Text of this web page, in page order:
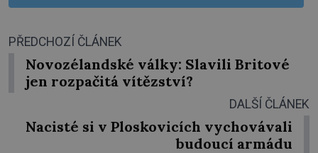
PŘEDCHOZÍ ČLÁNEK
Novozélandské války: Slavili Britové
jen rozpačitá vítězství?
DALŠÍ ČLÁNEK
Nacisté si v Ploskovicích vychovávali
budoucí armádu